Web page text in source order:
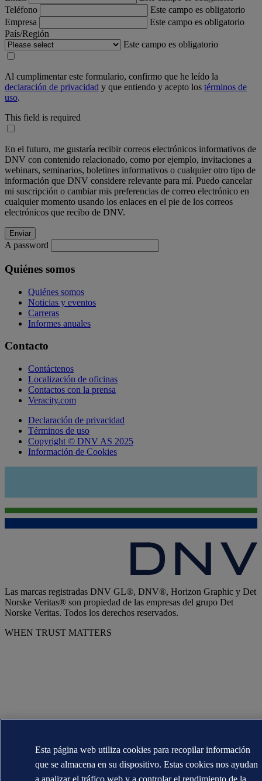
Teléfono
Este campo es obligatorio
Empresa
Este campo es obligatorio
País/Región
Este campo es obligatorio
Al cumplimentar este formulario, confirmo que he leído la
declaración de privacidad y que entiendo y acepto los términos de
uso.
This field is required
En el futuro, me gustaría recibir correos electrónicos informativos de
DNV con contenido relacionado, como por ejemplo, invitaciones a
webinars, seminarios, boletines informativos o cualquier otro tipo de
información que DNV considere relevante para mí. Puedo cancelar
mi suscripción o cambiar mis preferencias de correo electrónico en
cualquier momento usando los enlaces en el pie de los correos
electrónicos que recibo de DNV.
A password
Quiénes somos
Quiénes somos
Noticias y eventos
Carreras
Informes anuales
Contacto
Contáctenos
Localización de oficinas
Contactos con la prensa
Veracity.com
Declaración de privacidad
Términos de uso
Copyright © DNV AS 2025
Información de Cookies
Las marcas registradas DNV GL®, DNV®, Horizon Graphic y Det
Norske Veritas® son propiedad de las empresas del grupo Det
Norske Veritas. Todos los derechos reservados.
WHEN TRUST MATTERS
Esta página web utiliza cookies para recopilar información
que se almacena en su dispositivo. Estas cookies nos ayudan
a analizar el tráfico web y a controlar el rendimiento de la